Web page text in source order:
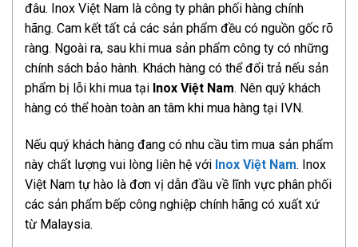
đâu. Inox Việt Nam là công ty phân phối hàng chính
hãng. Cam kết tất cả các sản phẩm đều có nguồn gốc rõ
ràng. Ngoài ra, sau khi mua sản phẩm công ty có những
chính sách bảo hành. Khách hàng có thể đổi trả nếu sản
phẩm bị lỗi khi mua tại Inox Việt Nam. Nên quý khách
hàng có thể hoàn toàn an tâm khi mua hàng tại IVN.
Nếu quý khách hàng đang có nhu cầu tìm mua sản phẩm
này chất lượng vui lòng liên hệ với Inox Việt Nam. Inox
Việt Nam tự hào là đơn vị dẫn đầu về lĩnh vực phân phối
các sản phẩm bếp công nghiệp chính hãng có xuất xứ
từ Malaysia.